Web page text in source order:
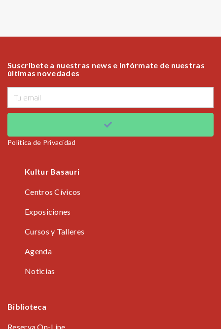
Suscribete a nuestras news e infórmate de nuestras
últimas novedades
Política de Privacidad
Kultur Basauri
Centros Cívicos
Exposiciones
Cursos y Talleres
Agenda
Noticias
Biblioteca
Reserva On-Line